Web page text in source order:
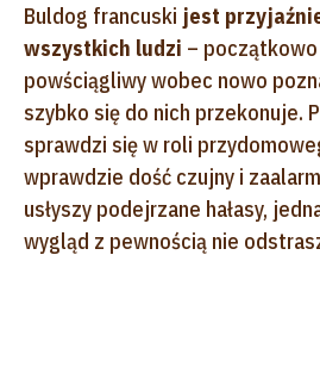
Buldog francuski jest
wszystkich ludzi –
powściągliwy wobec nowo
szybko się do nich przekonuje.
sprawdzi się w roli
wprawdzie dość czujny i
usłyszy podejrzane hałasy,
wygląd z pewnością nie